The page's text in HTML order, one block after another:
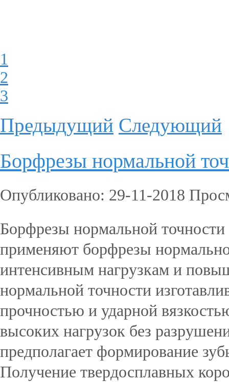
1
2
3
Предыдущий Следующий
Борфрезы нормальной
Опубликовано: 29-11-2018
Борфрезы нормальной
применяют борфрезы
интенсивным нагрузкам и
нормальной точности
прочностью и ударной
высоких нагрузок без
предполагает формирование
Получение твердосплавных